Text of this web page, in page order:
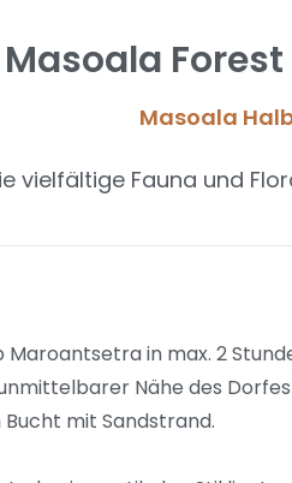
Masoala
Masoala
vielfältige Fauna und
Maroantsetra in max. 2
Nähe des
mit Sandstrand.